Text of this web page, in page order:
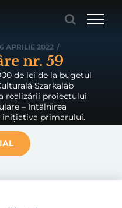
APRILIE 2022 /
nr. 59
de lei de la bugetul
Szarkaláb
realizării proiectului
– Întâlnirea
inițiativa primarului.